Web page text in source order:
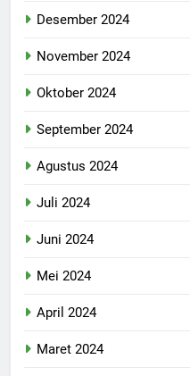
Desember 2024
November 2024
Oktober 2024
September 2024
Agustus 2024
Juli 2024
Juni 2024
Mei 2024
April 2024
Maret 2024